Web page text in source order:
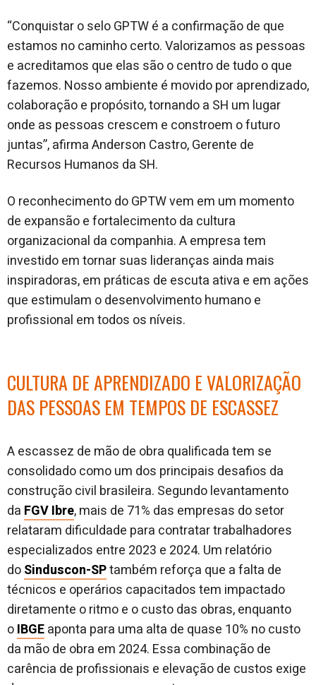
“Conquistar o selo GPTW é a confirmação de que
estamos no caminho certo. Valorizamos as pessoas
e acreditamos que elas são o centro de tudo o que
fazemos. Nosso ambiente é movido por aprendizado,
colaboração e propósito, tornando a SH um lugar
onde as pessoas crescem e constroem o futuro
juntas”, afirma Anderson Castro, Gerente de
Recursos Humanos da SH.
O reconhecimento do GPTW vem em um momento
de expansão e fortalecimento da cultura
organizacional da companhia. A empresa tem
investido em tornar suas lideranças ainda mais
inspiradoras, em práticas de escuta ativa e em ações
que estimulam o desenvolvimento humano e
profissional em todos os níveis.
CULTURA DE APRENDIZADO E VALORIZAÇÃO
DAS PESSOAS EM TEMPOS DE ESCASSEZ
A escassez de mão de obra qualificada tem se
consolidado como um dos principais desafios da
construção civil brasileira. Segundo levantamento
da FGV Ibre, mais de 71% das empresas do setor
relataram dificuldade para contratar trabalhadores
especializados entre 2023 e 2024. Um relatório
doSinduscon-SPtambém reforça que a falta de
técnicos e operários capacitados tem impactado
diretamente o ritmo e o custo das obras, enquanto
oIBGEaponta para uma alta de quase 10% no custo
da mão de obra em 2024. Essa combinação de
carência de profissionais e elevação de custos exige